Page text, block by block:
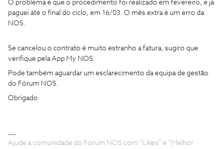
O problema é que o procedimento foi realizado em fevereiro, e já
paguei até o final do ciclo, em 16/03. O mês extra é um erro da
NOS.
Se cancelou o contrato é muito estranho a fatura, sugiro que
verifique pela App My NOS.
Pode também aguardar um esclarecimento da equipa de gestão
do Fórum NOS.
Obrigado
Ajude a comunidade do Fórum NOS com “Likes” e “Melhor